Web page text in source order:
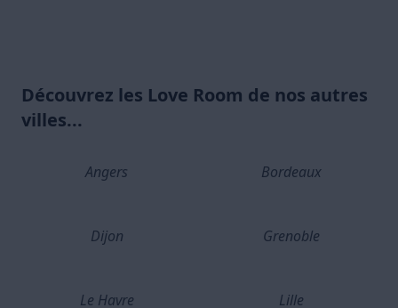
Découvrez les Love Room de nos autres
villes...
Angers Bordeaux
Dijon Grenoble
Le Havre Lille